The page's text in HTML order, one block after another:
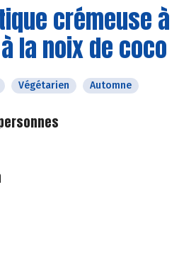
crémeuse à
la noix de coco
Végétarien Automne